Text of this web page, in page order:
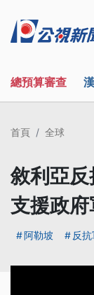
總預算審查
首頁 全球
敘利亞
支援政
阿勒坡 反